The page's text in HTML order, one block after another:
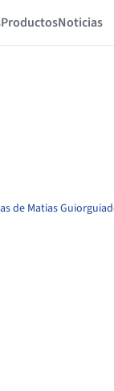
ProductosNoticias
de Matias